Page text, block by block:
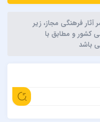
فرهنگی مجاز، زیر
کشور و مطابق با
باشد